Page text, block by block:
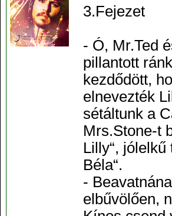
3.Fejezet
- Ó, Mr.Ted
pillantott
kezdődött,
elnevezték
sétáltunk a
Mrs.Stone-t
Lilly“,
Béla“.
-
elbűvölően,